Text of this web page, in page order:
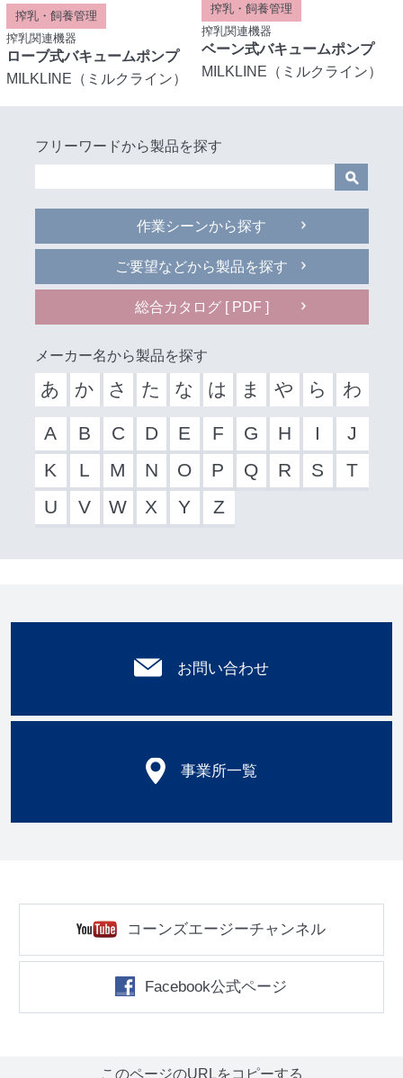
搾乳・飼養管理
搾乳関連機器
ローブ式バキュームポンプ
MILKLINE（ミルクライン）
搾乳・飼養管理
搾乳関連機器
ベーン式バキュームポンプ
MILKLINE（ミルクライン）
フリーワードから製品を探す
作業シーンから探す
ご要望などから製品を探す
総合カタログ [ PDF ]
メーカー名から製品を探す
あ か さ た な は ま や ら わ
A B C D E F G H I
J
K
L M N O P Q R S
T
U
V W X Y Z
お問い合わせ
事業所一覧
コーンズエージーチャンネル
Facebook公式ページ
このページのURLをコピーする